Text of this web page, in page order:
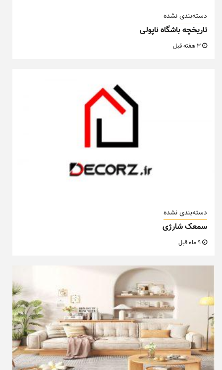
دسته‌بندی نشده
تاریخچه باشگاه ناپولی
دسته‌بندی نشده
سمعک شارژی